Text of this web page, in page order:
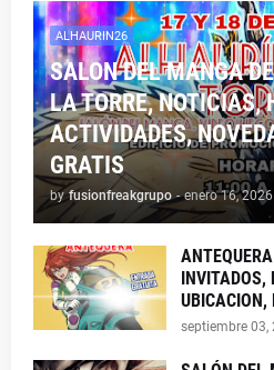
ALHAURIN26
SALON DEL MANGA
LA TORRE, NOTICIAS,
ACTIVIDADES,
GRATIS
by fusionfreakgrupo - enero 16, 2026
INVITADOS,
UBICACION,
septiembre 03,